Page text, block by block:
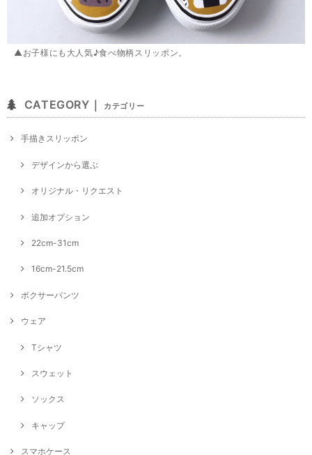
▲お子様にも大人気♪食べ物柄スリッポン。
CATEGORY｜ カテゴリー
手描きスリッポン
デザインから選ぶ
オリジナル・リクエスト
追加オプション
22cm-31cm
16cm-21.5cm
ボクサーパンツ
ウェア
Tシャツ
スウェット
ソックス
キャップ
スマホケース